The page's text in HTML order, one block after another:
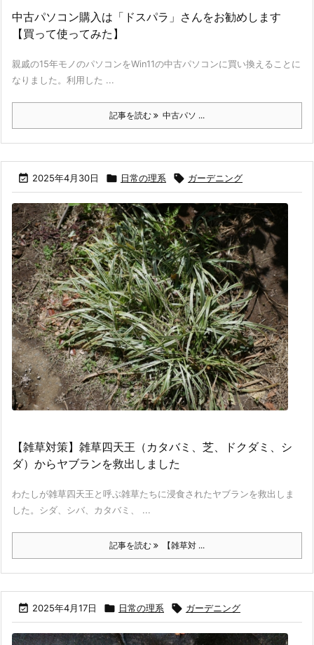
中古パソコン購入は「ドスパラ」さんをお勧めします
【買って使ってみた】
親戚の15年モノのパソコンをWin11の中古パソコンに買い換えることに
なりました。利用した ...
記事を読む 中古パソ ...
 2025年4月30日  日常の理系  ガーデニング
【雑草対策】雑草四天王（カタバミ、芝、ドクダミ、シ
ダ）からヤブランを救出しました
わたしが雑草四天王と呼ぶ雑草たちに浸食されたヤブランを救出しま
した。シダ、シバ、カタバミ、 ...
記事を読む 【雑草対 ...
 2025年4月17日  日常の理系  ガーデニング